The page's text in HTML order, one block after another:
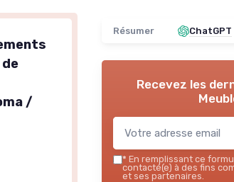
/
Résumer ChatGPT
Recevez les
* En remplissant ce
contacté(e) à des fins
et ses partenaires.